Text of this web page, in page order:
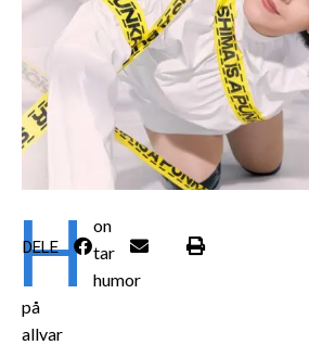
H on
tar
humor
på
allvar
DELE